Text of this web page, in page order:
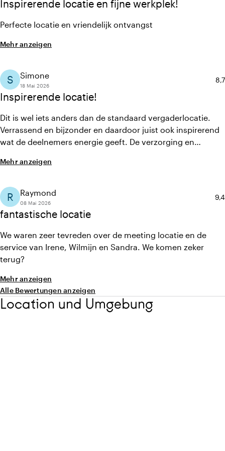
Inspirerende locatie en fijne werkplek!
Perfecte locatie en vriendelijk ontvangst
Mehr anzeigen
Inspirerende locatie!
S Simone
18 Mai 2026
8,7
Dit is wel iets anders dan de standaard vergaderlocatie.
Verrassend en bijzonder en daardoor juist ook inspirerend
wat de deelnemers energie geeft. De verzorging en
overnacht in het naastgelegen Metzlr House wat ook een
auto en vanaf Schiphol. Ook het treinstation ligt vlakbij.
Mehr anzeigen
fantastische locatie
R Raymond
08 Mai 2026
9,4
We waren zeer tevreden over de meeting locatie en de
service van Irene, Wilmijn en Sandra. We komen zeker
terug?
Mehr anzeigen
Alle Bewertungen anzeigen
Location und Umgebung